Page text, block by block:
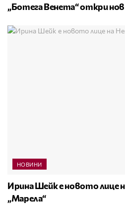
„Ботега Венета“ откри
НОВИНИ
Ирина Шейк е новото лице
„Марела“